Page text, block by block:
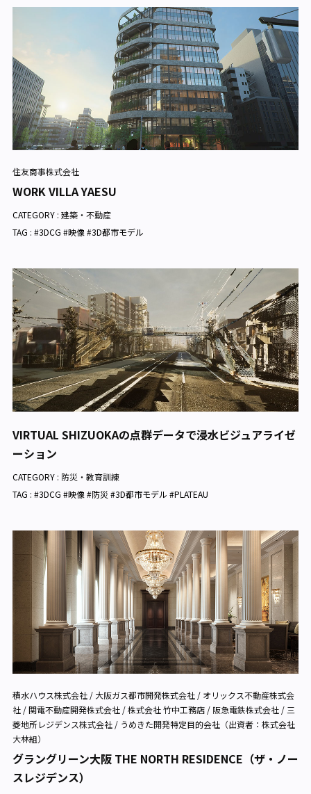
住友商事株式会社
WORK VILLA YAESU
CATEGORY : 建築・不動産
TAG : #3DCG #映像 #3D都市モデル
VIRTUAL SHIZUOKAの点群データで浸水ビジュアライゼ
ーション
CATEGORY : 防災・教育訓練
TAG : #3DCG #映像 #防災 #3D都市モデル #PLATEAU
積水ハウス株式会社 / 大阪ガス都市開発株式会社 / オリックス不動産株式会
社 / 関電不動産開発株式会社 / 株式会社 竹中工務店 / 阪急電鉄株式会社 / 三
菱地所レジデンス株式会社 / うめきた開発特定目的会社（出資者：株式会社
大林組）
グラングリーン大阪 THE NORTH RESIDENCE（ザ・ノー
スレジデンス）